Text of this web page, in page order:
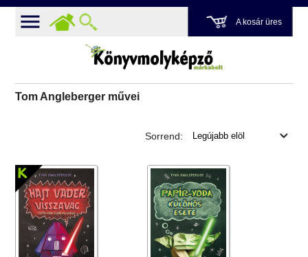
A kosár üres
Tom Angleberger művei
Sorrend: